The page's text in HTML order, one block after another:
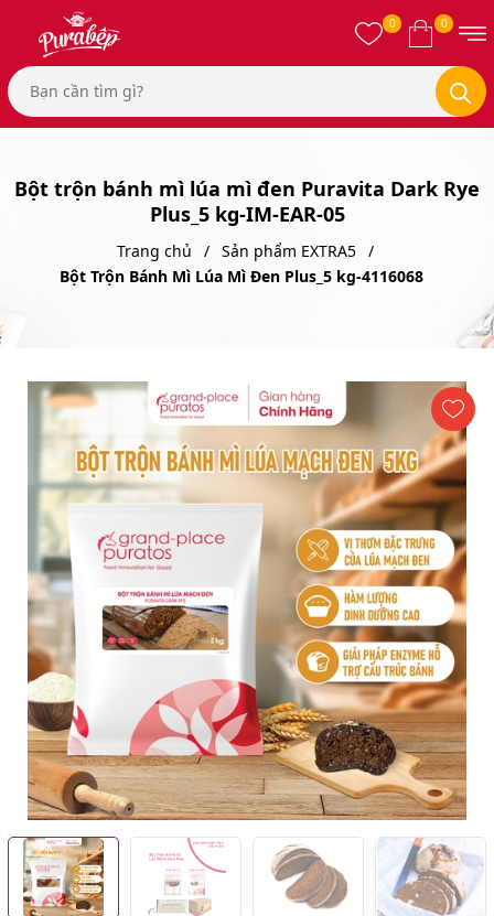
0 0
Bột trộn bánh mì lúa mì đen Puravita Dark Rye
Plus_5 kg-IM-EAR-05
Trang chủ
Sản phẩm EXTRA5
Bột Trộn Bánh Mì Lúa Mì Đen Plus_5 kg-4116068